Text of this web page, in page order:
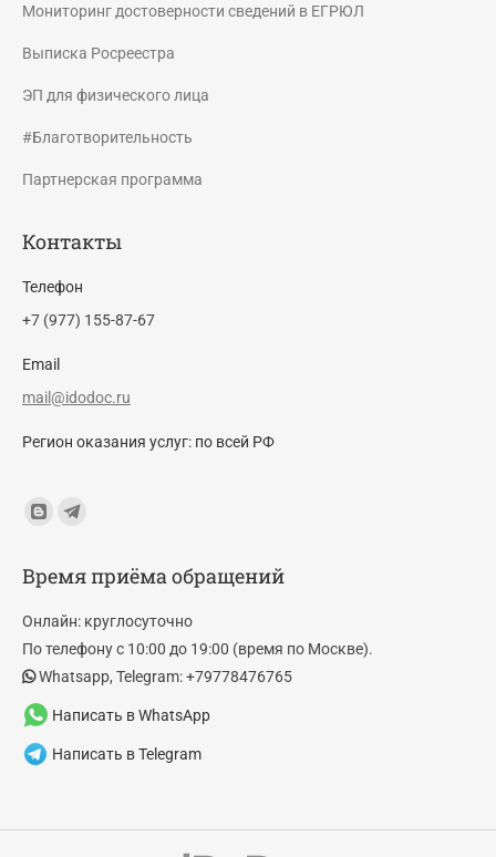
Мониторинг достоверности сведений в ЕГРЮЛ
Выписка Росреестра
ЭП для физического лица
#Благотворительность
Партнерская программа
Контакты
Телефон
+7 (977) 155-87-67
Email
mail@idodoc.ru
Регион оказания услуг: по всей РФ
Find us on:
Blogger
opens
window
Telegram
opens
new
window
Время приёма обращений
Онлайн: круглосуточно
По телефону с 10:00 до 19:00 (время по Москве).
Whatsapp, Telegram: +79778476765
Написать в WhatsApp
Написать в Telegram